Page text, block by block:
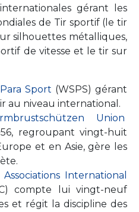
gérant les
de Tir sportif (le tir
silhouettes métalliques,
de vitesse et le tir sur
Sport (WSPS) gérant
au niveau international.
Union
regroupant vingt-huit
et en Asie, gère les
International
compte lui vingt-neuf
et régit la discipline des